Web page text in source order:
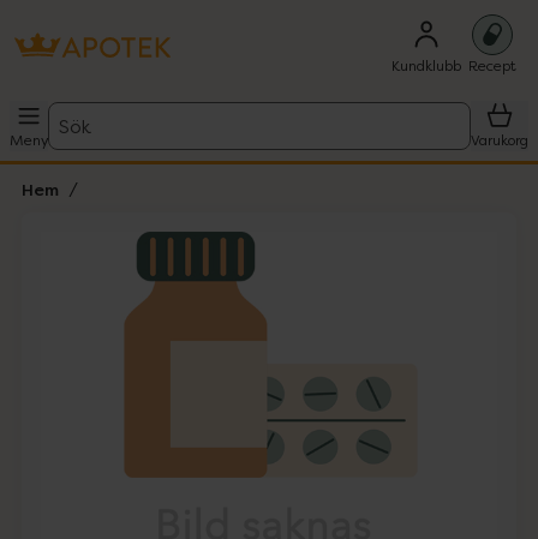
Kundklubb Recept
Meny
Sök
Varukorg
Hem
Lista: . Innehåller 1 objekt.